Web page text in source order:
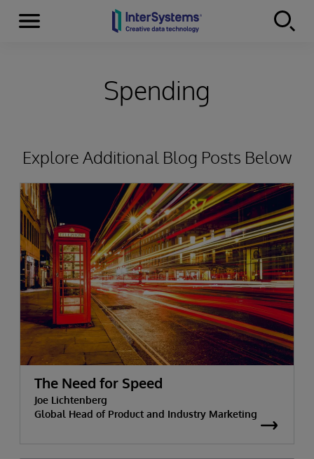
Skip to content
Menu
Spending
Explore Additional Blog Posts Below
The Need for Speed
Joe Lichtenberg
Global Head of Product and Industry Marketing